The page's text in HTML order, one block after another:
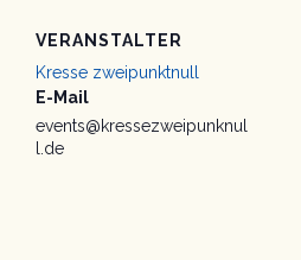
VERANSTALTER
Kresse zweipunktnull
E-Mail
events@kressezweipunknul
l.de